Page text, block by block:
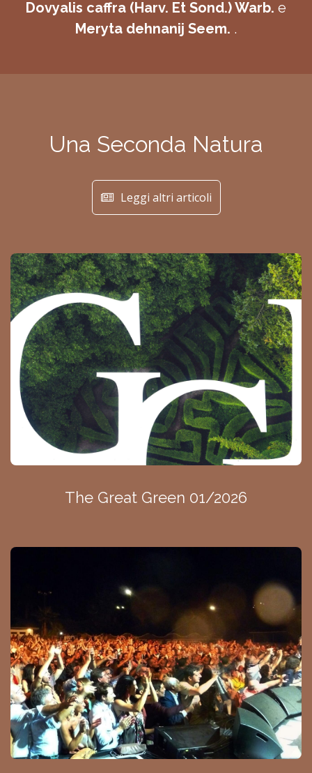
Dovyalis caffra (Harv. Et Sond.) Warb. e
Meryta dehnanij Seem. .
Una Seconda Natura
Leggi altri articoli
The Great Green 01/2026